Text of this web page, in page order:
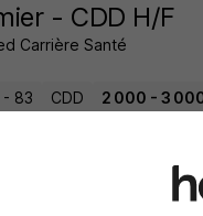
- CDD H/F
Carrière Santé
- 83 CDD 2 000 - 3